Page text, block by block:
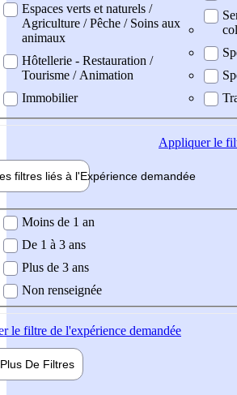
Espaces verts et naturels /
Agriculture / Pêche / Soins aux
animaux
Hôtellerie - Restauration /
Tourisme / Animation
Immobilier
Appliquerle
filtres liés à l'Expérience demandée
demandée
Moins de 1 an
De 1 à 3 ans
Plus de 3 ans
Non renseignée
le filtre de l'expérience demandée
Plus De Filtres